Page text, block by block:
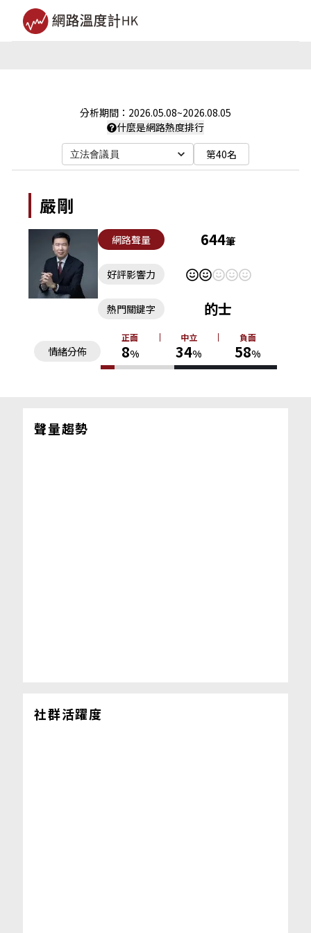
分析期間： 2026.05.08~2026.08.05
什麼是網路熱度排行
立法會議員 第40名
嚴剛
網路聲量 644筆
好評影響力
情緒分佈
正面
8%
中立
34%
負面
58%
熱門關鍵字 的士
聲量趨勢
社群活躍度